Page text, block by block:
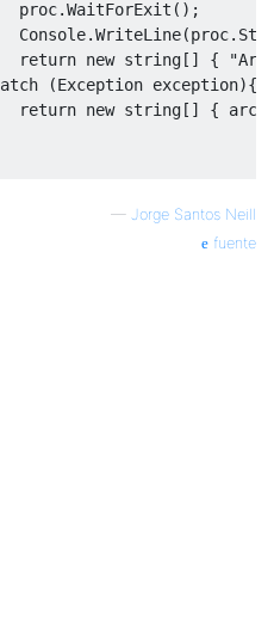
proc
.WaitForExit ();
Console.WriteLine(proc.
return new string[] {
(Exception exception){
return new string[] {
— Jorge Santos Neill
fuente